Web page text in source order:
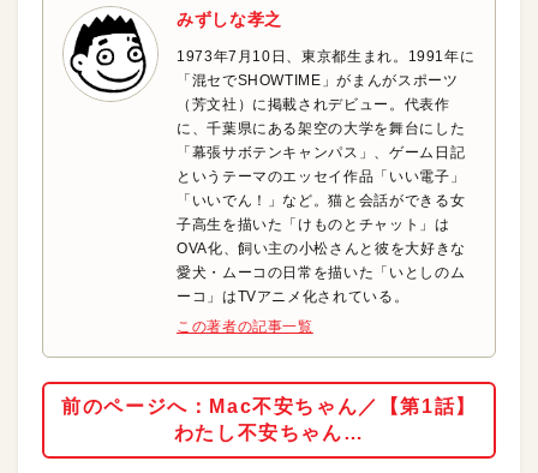
みずしな孝之
1973年7月10日、東京都生まれ。1991年に
「混セでSHOWTIME」がまんがスポーツ
（芳文社）に掲載されデビュー。代表作
に、千葉県にある架空の大学を舞台にした
「幕張サボテンキャンパス」、ゲーム日記
というテーマのエッセイ作品「いい電子」
「いいでん！」など。猫と会話ができる女
子高生を描いた「けものとチャット」は
OVA化、飼い主の小松さんと彼を大好きな
愛犬・ムーコの日常を描いた「いとしのム
ーコ」はTVアニメ化されている。
この著者の記事一覧
前のページへ：Mac不安ちゃん／【第1話】
わたし不安ちゃん…